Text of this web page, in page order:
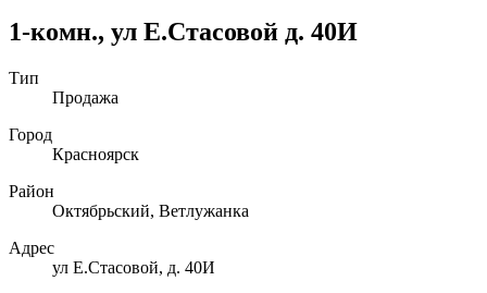
1-комн., ул Е.Стасовой д. 40И
Тип
Продажа
Город
Красноярск
Район
Октябрьский, Ветлужанка
Адрес
ул Е.Стасовой, д. 40И